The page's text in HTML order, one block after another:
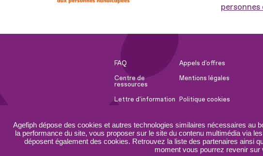
Agefiph dépose des cookies et autres technologies similaires nécessaires au
la performance du site, vous proposer sur le site du contenu multimédia via
déposent également des cookies. Retrouvez la liste des partenaires ainsi
moment vous pourrez revenir sur
FAQ
Appels d'offres
Centre de
ressources
Mentions légales
Lettre d'information Politique cookies
Accessibilité :
partiellement
conforme
Plan du site